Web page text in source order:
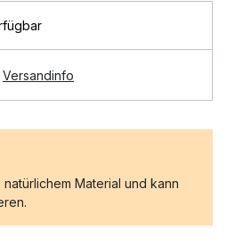
Versandinfo
Material und kann